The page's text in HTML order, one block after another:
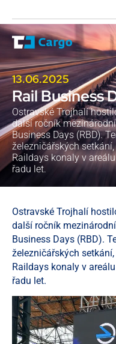
13.06.2025
Rail Business
Ostravské Trojhalí
další ročník
Business Days (RBD).
železničářských
Raildays konaly v
řadu let.
Ostravské Trojhalí
další ročník
Business Days (RBD).
železničářských
Raildays konaly v
řadu let.